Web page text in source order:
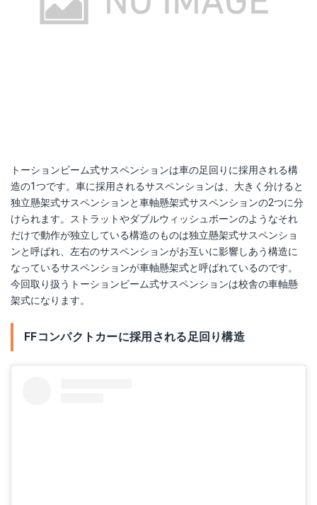
トーションビーム式サスペンションは車の足回りに採用される構
造の1つです。車に採用されるサスペンションは、大きく分けると
独立懸架式サスペンションと車軸懸架式サスペンションの2つに分
けられます。ストラットやダブルウィッシュボーンのようなそれ
だけで動作が独立している構造のものは独立懸架式サスペンショ
ンと呼ばれ、左右のサスペンションがお互いに影響しあう構造に
なっているサスペンションが車軸懸架式と呼ばれているのです。
今回取り扱うトーションビーム式サスペンションは校舎の車軸懸
架式になります。
FFコンパクトカーに採用される足回り構造